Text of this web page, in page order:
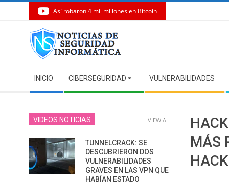
Así robaron 4 mil millones en Bitcoin
Navigation
Menu
INICIO CIBERSEGURIDAD VULNERABILIDADES
MÁS
VIDEOS NOTICIAS VIEW ALL
TUNNELCRACK: SE
DESCUBRIERON DOS
VULNERABILIDADES
GRAVES EN LAS VPN QUE
HABÍAN ESTADO